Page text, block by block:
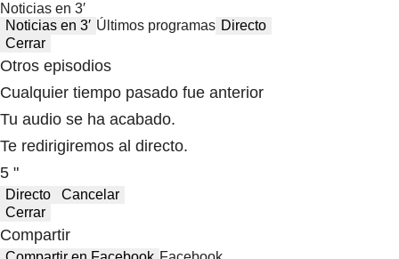
Noticias en 3′
Noticias en 3′ Últimos programas Directo
Cerrar
Otros episodios
Cualquier tiempo pasado fue anterior
Tu audio se ha acabado.
Te redirigiremos al directo.
5 "
Directo
Cancelar
Cerrar
Compartir